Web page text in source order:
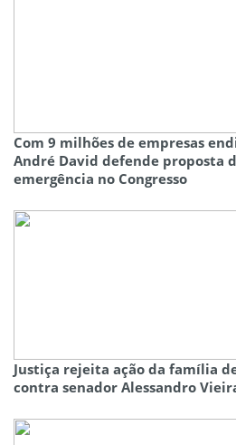
Com 9 milhões de empresas
André David defende proposta
emergência no Congresso
Justiça rejeita ação da família
contra senador Alessandro